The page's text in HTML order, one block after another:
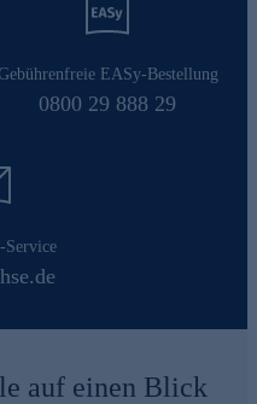
EASy-Bestellung
0800 29 888 29
auf einen Blick